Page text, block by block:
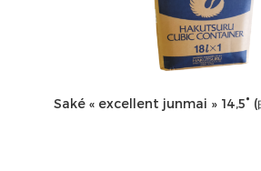
Saké « excellent junmai » 14,5° (